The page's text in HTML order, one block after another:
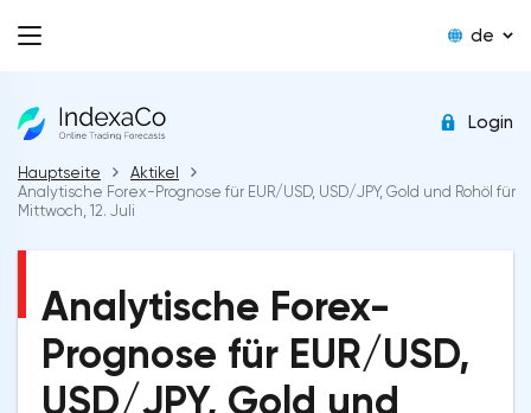
de
Login
Hauptseite
Aktikel
Analytische Forex-Prognose für EUR/USD, USD/JPY, Gold und Rohöl für
Mittwoch, 12. Juli
Analytische Forex-
Prognose für EUR/USD,
USD/JPY, Gold und